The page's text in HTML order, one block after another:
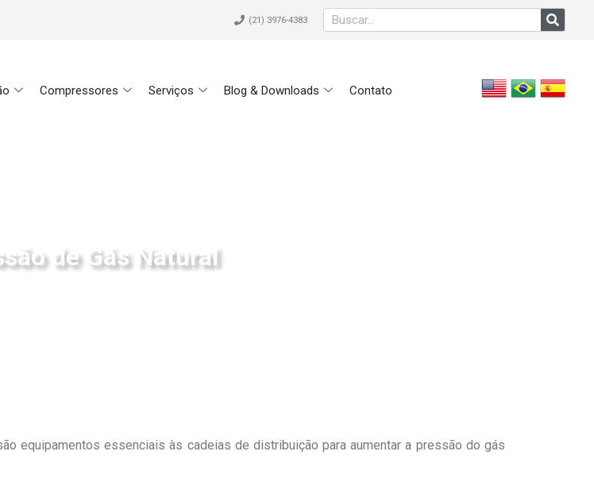
(21) 3976-4383
Compressores Serviços Blog & Downloads Contato
de Gás Natural
equipamentos essenciais às cadeias de distribuição para aumentar a pressão do gás